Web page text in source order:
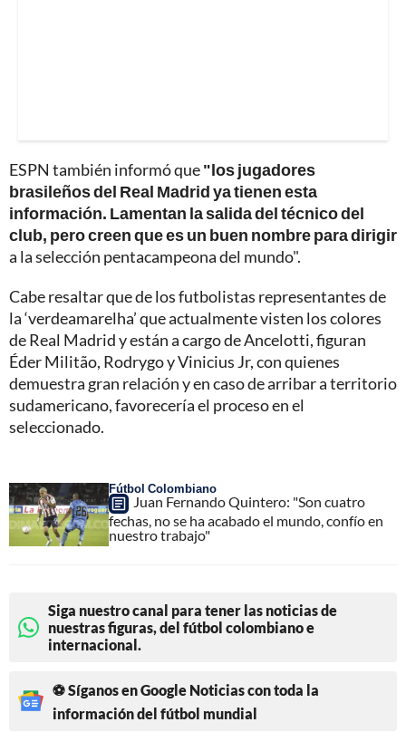
ESPN también informó que"los jugadores
brasileños del Real Madrid ya tienen esta
información. Lamentan la salida del técnico del
club, pero creen que es un buen nombre para dirigir
a la selección pentacampeona del mundo".
Cabe resaltar que de los futbolistas representantes de
la ‘verdeamarelha’ que actualmente visten los colores
de Real Madrid y están a cargo de Ancelotti, figuran
Éder Militão, Rodrygo y Vinicius Jr, con quienes
demuestra gran relación y en caso de arribar a territorio
sudamericano, favorecería el proceso en el
seleccionado.
Fútbol Colombiano
Juan Fernando Quintero: "Son cuatro
fechas, no se ha acabado el mundo, confío en
nuestro trabajo"
Siga nuestro canal para tener las noticias de
nuestras figuras, del fútbol colombiano e
internacional.
⚽ Síganos en Google Noticias con toda la
información del fútbol mundial